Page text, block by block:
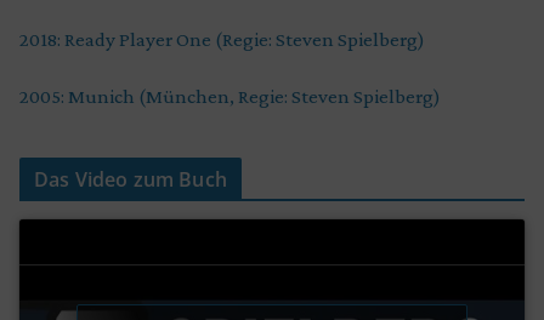
2018: Ready Player One (Regie: Steven Spielberg)
2005: Munich (München, Regie: Steven Spielberg)
Das Video zum Buch